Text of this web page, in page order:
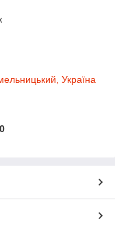
Україна